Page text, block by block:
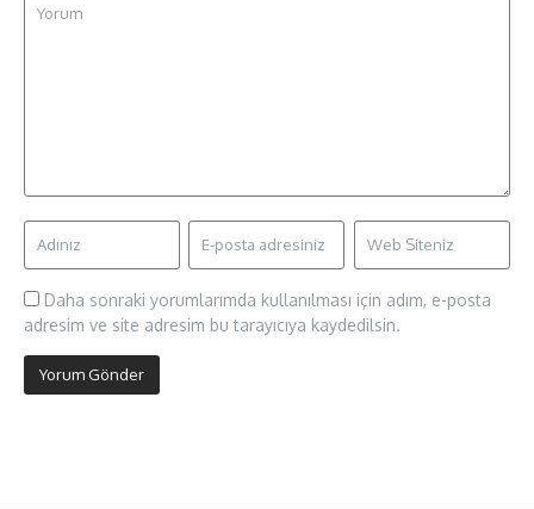
Daha sonraki yorumlarımda kullanılması için adım, e-posta
adresim ve site adresim bu tarayıcıya kaydedilsin.